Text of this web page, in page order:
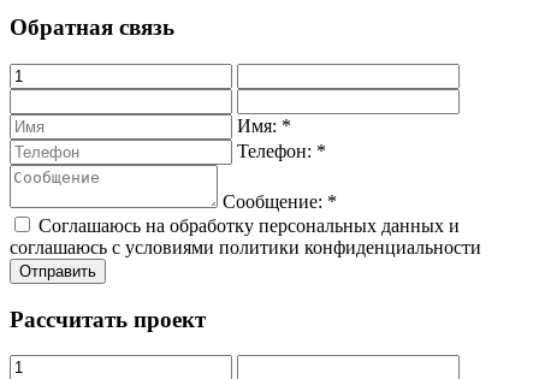
Обратная связь
Имя: *
Телефон: *
Сообщение: *
Соглашаюсь на обработку персональных данных и
соглашаюсь с условиями политики конфиденциальности
Рассчитать проект